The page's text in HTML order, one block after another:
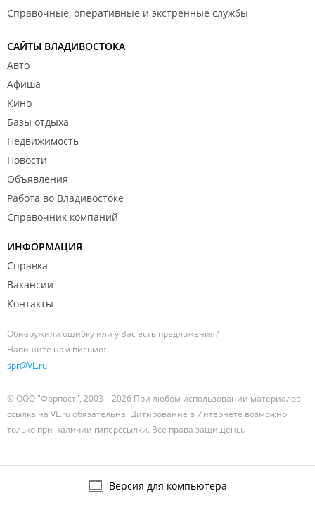
Справочные, оперативные и экстренные службы
САЙТЫ ВЛАДИВОСТОКА
Авто
Афиша
Кино
Базы отдыха
Недвижимость
Новости
Объявления
Работа во Владивостоке
Справочник компаний
ИНФОРМАЦИЯ
Справка
Вакансии
Контакты
Обнаружили ошибку или у Вас есть предложения?
Напишите нам письмо:
spr@VL.ru
© ООО "Фарпост", 2003—2026 При любом использовании материалов
ссылка на VL.ru обязательна. Цитирование в Интернете возможно
только при наличии гиперссылки. Все права защищены.
Версия для компьютера